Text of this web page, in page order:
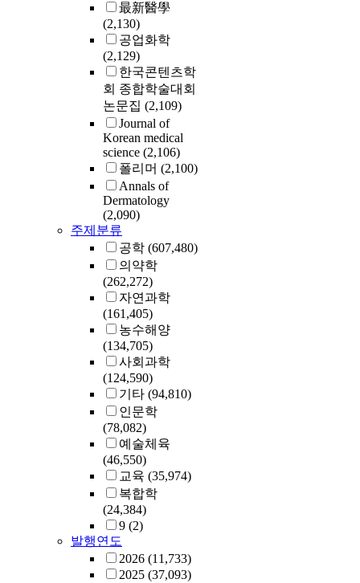
最新醫學
(2,130)
공업화학
(2,129)
한국콘텐츠학
회 종합학술대회
논문집 (2,109)
Journal of
Korean medical
science (2,106)
폴리머 (2,100)
Annals of
Dermatology
(2,090)
주제분류
공학 (607,480)
의약학
(262,272)
자연과학
(161,405)
농수해양
(134,705)
사회과학
(124,590)
기타 (94,810)
인문학
(78,082)
예술체육
(46,550)
교육 (35,974)
복합학
(24,384)
9 (2)
발행연도
2026 (11,733)
2025 (37,093)